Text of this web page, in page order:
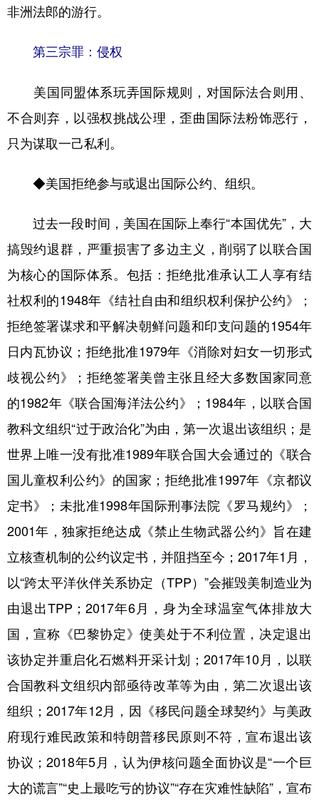
非洲法郎的游行。
第三宗罪：侵权
美国同盟体系玩弄国际规则，对国际法合则用、
不合则弃，以强权挑战公理，歪曲国际法粉饰恶行，
只为谋取一己私利。
◆美国拒绝参与或退出国际公约、组织。
过去一段时间，美国在国际上奉行“本国优先”，大
搞毁约退群，严重损害了多边主义，削弱了以联合国
为核心的国际体系。包括：拒绝批准承认工人享有结
社权利的1948年《结社自由和组织权利保护公约》；
拒绝签署谋求和平解决朝鲜问题和印支问题的1954年
日内瓦协议；拒绝批准1979年《消除对妇女一切形式
歧视公约》；拒绝签署美曾主张且经大多数国家同意
的1982年《联合国海洋法公约》；1984年，以联合国
教科文组织“过于政治化”为由，第一次退出该组织；是
世界上唯一没有批准1989年联合国大会通过的《联合
国儿童权利公约》的国家；拒绝批准1997年《京都议
定书》；未批准1998年国际刑事法院《罗马规约》；
2001年，独家拒绝达成《禁止生物武器公约》旨在建
立核查机制的公约议定书，并阻挡至今；2017年1月，
以“跨太平洋伙伴关系协定（TPP）”会摧毁美制造业为
由退出TPP；2017年6月，身为全球温室气体排放大
国，宣称《巴黎协定》使美处于不利位置，决定退出
该协定并重启化石燃料开采计划；2017年10月，以联
合国教科文组织内部亟待改革等为由，第二次退出该
组织；2017年12月，因《移民问题全球契约》与美政
府现行难民政策和特朗普移民原则不符，宣布退出该
协议；2018年5月，认为伊核问题全面协议是“一个巨
大的谎言”“史上最吃亏的协议”“存在灾难性缺陷”，宣布